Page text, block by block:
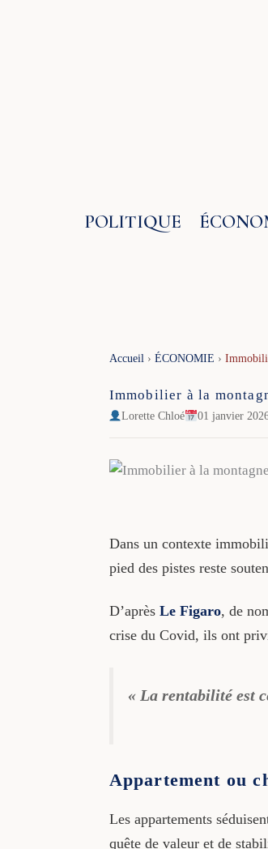
POLITIQUE
Accueil › ÉCONOMIE ›
Immobilier à la
Lorette Chloé 01 janvier
Dans un contexte
pied des pistes reste
D’après Le Figaro, de
crise du Covid, ils ont
« La rentabilité est
Appartement ou
Les appartements
quête de valeur et de